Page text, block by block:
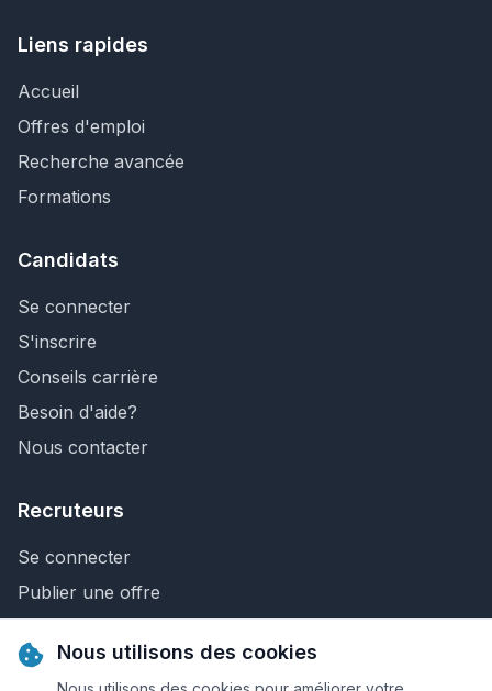
Liens rapides
Accueil
Offres d'emploi
Recherche avancée
Formations
Candidats
Se connecter
S'inscrire
Conseils carrière
Besoin d'aide?
Nous contacter
Recruteurs
Se connecter
Publier une offre
Nous contacter
Nous utilisons des cookies